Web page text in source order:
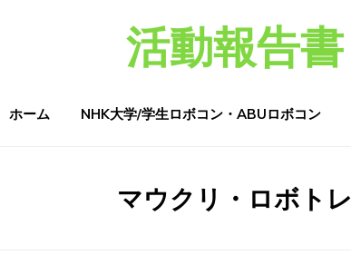
活動報告書
ホーム NHK大学/学生ロボコン・ABUロボコン
タグ
:
マウクリ・ロボトレ